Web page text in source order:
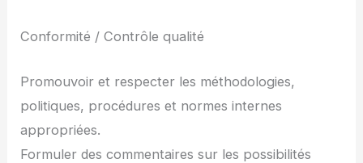
Conformité / Contrôle qualité
Promouvoir et respecter les méthodologies,
politiques, procédures et normes internes
appropriées.
Formuler des commentaires sur les possibilités